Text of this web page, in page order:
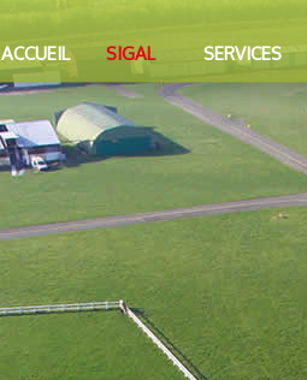
ACCUEIL SIGAL SERVICES